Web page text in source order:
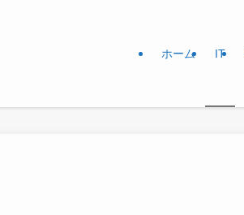
ホーム IT